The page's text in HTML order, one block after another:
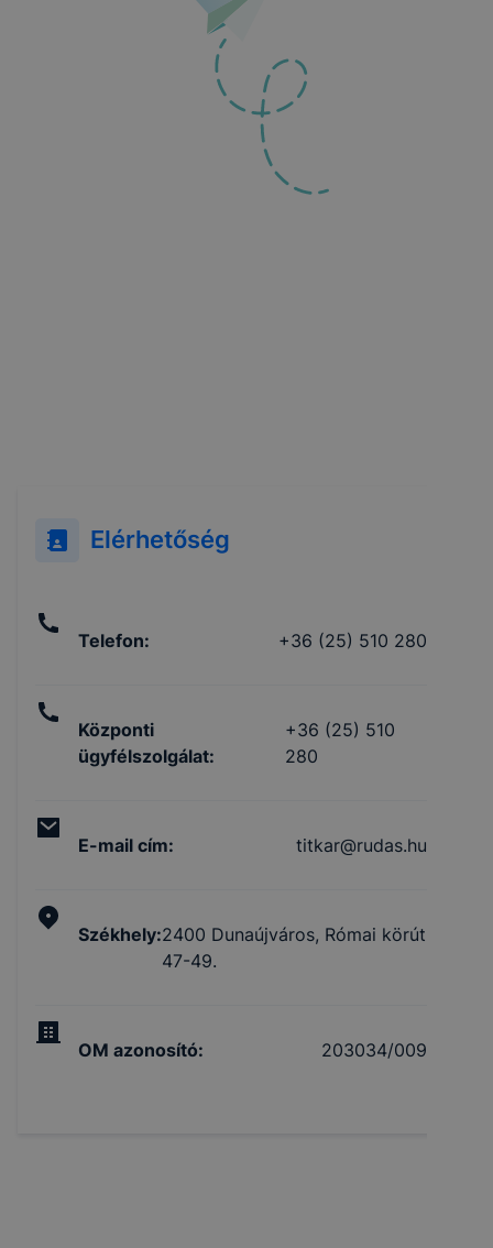
Elérhetőség
Telefon: +36 (25) 510 280
Központi
ügyfélszolgálat:
+36 (25) 510
280
E-mail cím: titkar@rudas.hu
Székhely:2400 Dunaújváros, Római körút
47-49.
OM azonosító: 203034/009